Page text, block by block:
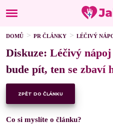
DOMŮ PR ČLÁNKY LÉČIVÝ
Diskuze: Léčivý
bude pít, ten se zbaví
ZPĚT DO ČLÁNKU
Co si myslíte o článku?